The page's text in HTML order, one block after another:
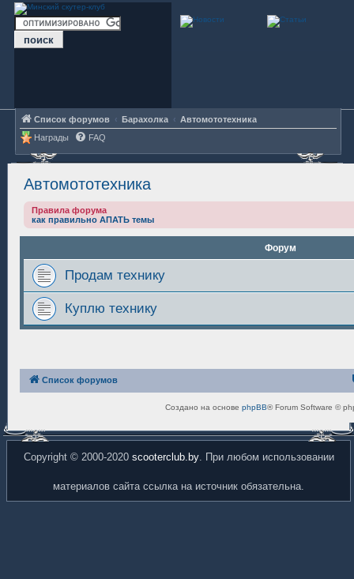
Список форумов Барахолка
Автомототехника
Награды
FAQ
Автомототехника
Правила форума
как правильно АПАТЬ темы
Форум
Продам технику
Куплю технику
Список форумов
Создано на основе phpBB® Forum Software ©
Copyright © 2000-2020 scooterclub.by. При любом использовании
материалов сайта ссылка на источник обязательна.